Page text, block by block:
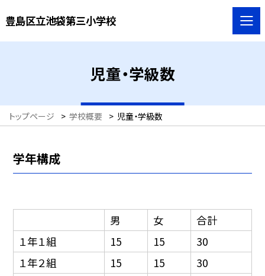
豊島区立池袋第三小学校
児童・学級数
トップページ > 学校概要 > 児童・学級数
学年構成
男 女
合計
１年１組
15 15
30
１年２組
15 15
30